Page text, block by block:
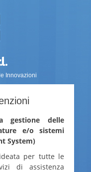
Innovazioni
gestione delle
e/o sistemi
System)
per tutte le
di assistenza